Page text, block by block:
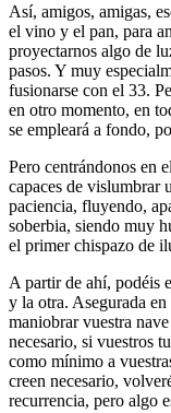
Así, amigos, amigas,
el vino y el pan, para
proyectarnos algo de
pasos. Y muy
fusionarse con el 33.
en otro momento, en
se empleará a fondo,
Pero centrándonos en
capaces de vislumbrar
paciencia, fluyendo,
soberbia, siendo muy
el primer chispazo de
A partir de ahí, podéis
y la otra. Asegurada
maniobrar vuestra
necesario, si vuestros
como mínimo a
creen necesario,
recurrencia, pero algo